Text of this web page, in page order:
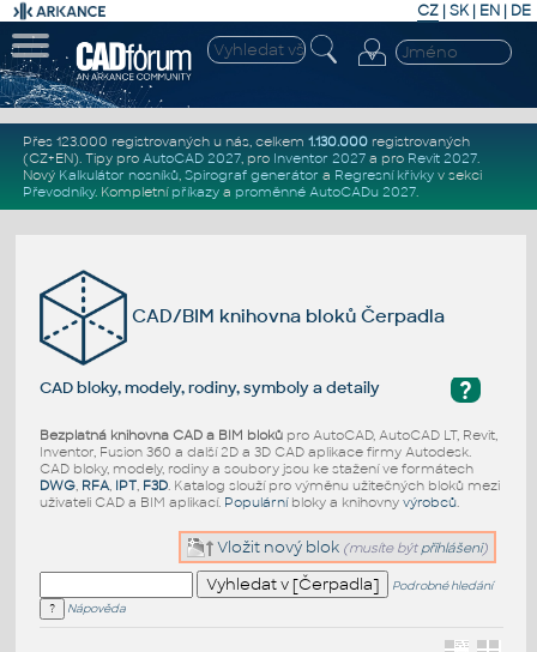
CZ | SK| EN | DE
Přes 123.000 registrovaných u nás, celkem 1.130.000registrovaných
(CZ+EN). Tipy pro AutoCAD 2027, pro Inventor 2027a pro Revit 2027.
Nový Kalkulátor nosníků, Spirograf generátor a Regresní křivkyv sekci
Převodníky. Kompletní příkazya proměnné AutoCADu 2027.
CAD/BIM knihovna bloků Čerpadla
?
CAD bloky, modely, rodiny, symboly a detaily
Bezplatná knihovna CAD a BIM blokůpro AutoCAD, AutoCAD LT, Revit,
Inventor, Fusion 360 a další 2D a 3D CAD aplikace firmy Autodesk.
CAD bloky, modely, rodiny a soubory jsou ke stažení ve formátech
DWG, RFA, IPT, F3D. Katalog slouží pro výměnu užitečných bloků mezi
uživateli CAD a BIM aplikací. Populárníbloky a knihovny výrobců.
Vložit nový blok (musíte být přihlášeni)
Podrobné hledání
Nápověda